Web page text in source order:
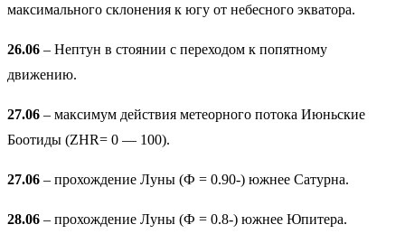
максимального склонения к югу от небесного экватора.
26.06 – Нептун в стоянии с переходом к попятному
движению.
27.06 – максимум действия метеорного потока Июньские
Боотиды (ZHR= 0 — 100).
27.06 – прохождение Луны (Ф = 0.90-) южнее Сатурна.
28.06 – прохождение Луны (Ф = 0.8-) южнее Юпитера.